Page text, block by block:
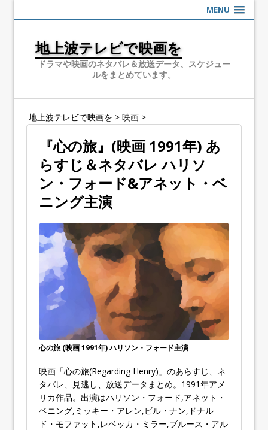
MENU
地上波テレビで映画を
ドラマや映画のネタバレ＆放送データ、スケジュー
ルをまとめています。
地上波テレビで映画を > 映画 >
『心の旅』(映画 1991年) あ
らすじ＆ネタバレ ハリソ
ン・フォード&アネット・ベ
ニング主演
心の旅 (映画 1991年) ハリソン・フォード主演
映画「心の旅(Regarding Henry)」のあらすじ、ネ
タバレ、見逃し、放送データまとめ。1991年アメ
リカ作品。出演はハリソン・フォード,アネット・
ベニング,ミッキー・アレン,ビル・ナン,ドナル
ド・モファット,レベッカ・ミラー,ブルース・アル